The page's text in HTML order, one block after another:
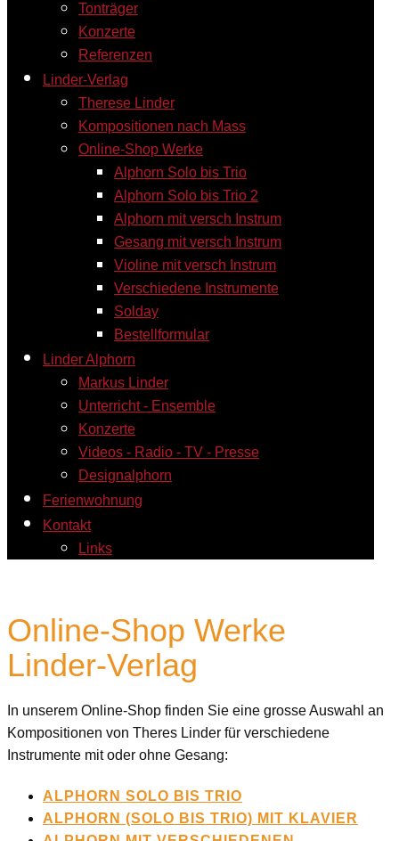
Tonträger
Konzerte
Referenzen
Linder-Verlag
Therese Linder
Kompositionen nach Mass
Online-Shop Werke
Alphorn Solo bis Trio
Alphorn Solo bis Trio 2
Alphorn mit versch Instrum
Gesang mit versch Instrum
Violine mit versch Instrum
Verschiedene Instrumente
Solday
Bestellformular
Linder Alphorn
Markus Linder
Unterricht - Ensemble
Konzerte
Videos - Radio - TV - Presse
Designalphorn
Ferienwohnung
Kontakt
Links
Online-Shop Werke
Linder-Verlag
In unserem Online-Shop finden Sie eine grosse Auswahl an
Kompositionen von Theres Linder für verschiedene
Instrumente mit oder ohne Gesang:
ALPHORN SOLO BIS TRIO
ALPHORN (SOLO BIS TRIO) MIT KLAVIER